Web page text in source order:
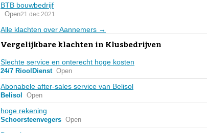
BTB bouwbedrijf
Open21 dec 2021
Alle klachten over Aannemers →
Vergelijkbare klachten in Klusbedrijven
Slechte service en onterecht hoge kosten
24/7 RioolDienst Open
Abonabele after-sales service van Belisol
Belisol Open
hoge rekening
Schoorsteenvegers Open